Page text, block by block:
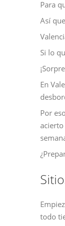
Para
Así
Si lo
En
Por
todo